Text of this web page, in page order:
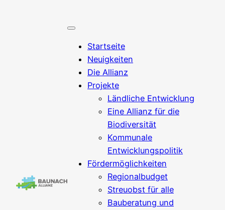
Startseite
Neuigkeiten
Die Allianz
Projekte
Ländliche Entwicklung
Eine Allianz für die
Biodiversität
Kommunale
Entwicklungspolitik
Fördermöglichkeiten
Regionalbudget
Streuobst für alle
Bauberatung und